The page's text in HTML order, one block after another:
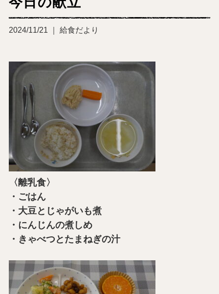
2024/11/21 ｜ 給食だより
〈離乳食〉
・ごはん
・大豆とじゃがいも煮
・にんじんの煮しめ
・きゃべつとたまねぎの汁